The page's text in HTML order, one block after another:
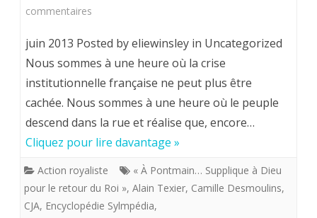
sur
terre.
commentaires
sont
les
prétendants
de
France
juin 2013 Posted by eliewinsley in Uncategorized
Nous sommes à une heure où la crise
institutionnelle française ne peut plus être
cachée. Nous sommes à une heure où le peuple
descend dans la rue et réalise que, encore…
Cliquez pour lire davantage »
Action royaliste
« À Pontmain… Supplique à Dieu
pour le retour du Roi », Alain Texier, Camille Desmoulins,
CJA, Encyclopédie Sylmpédia,